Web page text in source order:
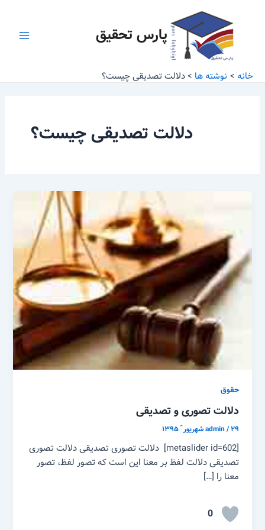
پارس تحقیق
خانه نوشته ها دلالت تصدیقی چیست؟
دلالت تصدیقی چیست؟
حقوق
دلالت تصوری و تصدیقی
admin/۲۹ شهریور ّ ۱۳۹۵
[metaslider id=602] دلالت تصوری تصدیقی دلالت تصوری
تصدیقی دلالت لفظ بر معنا این است که تصور لفظ، تصور
معنا را […]
0